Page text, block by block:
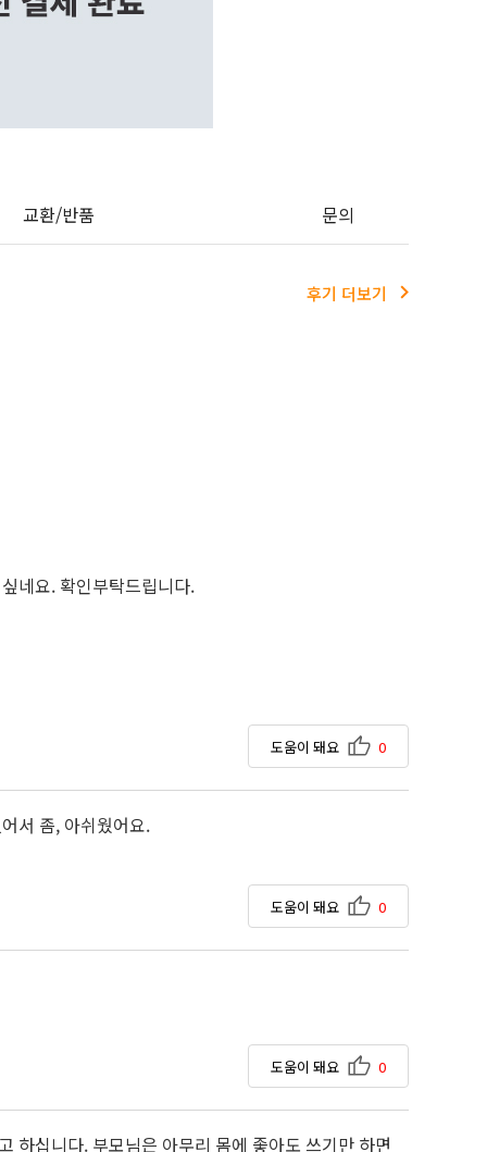
교환/반품 문의
후기 더보기
네요. 확인부탁드립니다.
도움이 돼요 0
서 좀, 아쉬웠어요.
도움이 돼요 0
도움이 돼요 0
하십니다. 부모님은 아무리 몸에 좋아도 쓰기만 하면